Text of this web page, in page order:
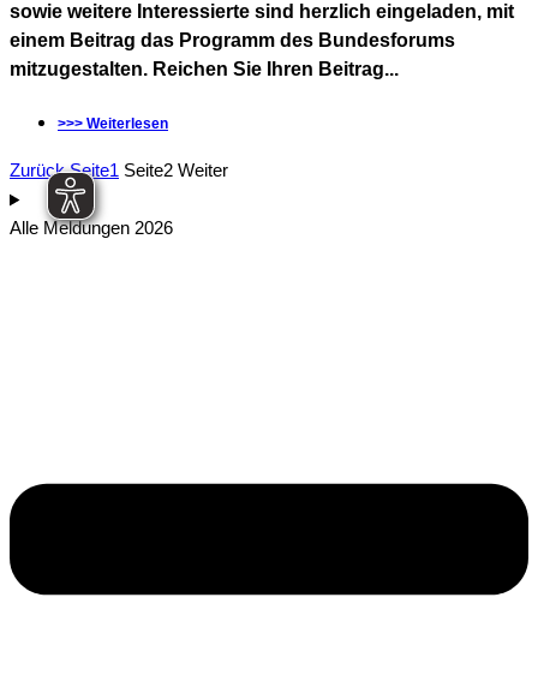
sowie weitere Interessierte sind herzlich eingeladen, mit
einem Beitrag das Programm des Bundesforums
mitzugestalten. Reichen Sie Ihren Beitrag...
>>> Weiterlesen
Zurück Seite1 Seite2 Weiter
Alle Meldungen 2026